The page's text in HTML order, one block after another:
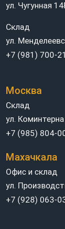
ул. Чугунная
Склад
ул.
+7 (981) 700-
Москва
Склад
ул.
+7 (985) 804-
Махачкала
Офис и склад
ул.
+7 (928) 063-